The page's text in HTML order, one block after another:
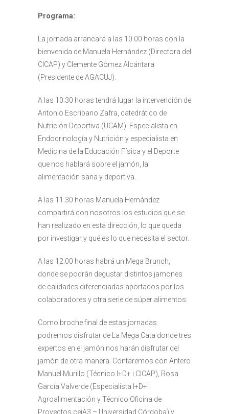
Programa:
La jornada arrancará a las 10.00 horas con la
bienvenida de Manuela Hernández (Directora del
CICAP) y Clemente Gómez Alcántara
(Presidente de AGACUJ).
A las 10.30 horas tendrá lugar la intervención de
Antonio Escribano Zafra, catedrático de
Nutrición Deportiva (UCAM). Especialista en
Endocrinología y Nutrición y especialista en
Medicina de la Educación Física y el Deporte
que nos hablará sobre el jamón, la
alimentación sana y deportiva.
A las 11.30 horas Manuela Hernández
compartirá con nosotros los estudios que se
han realizado en esta dirección, lo que queda
por investigar y qué es lo que necesita el sector.
A las 12.00 horas habrá un Mega Brunch,
donde se podrán degustar distintos jamones
de calidades diferenciadas aportados por los
colaboradores y otra serie de súper alimentos.
Como broche final de estas jornadas
podremos disfrutar de La Mega Cata donde tres
expertos en el jamón nos harán disfrutar del
jamón de otra manera. Contaremos con Antero
Manuel Murillo (Técnico I+D+ i CICAP), Rosa
García Valverde (Especialista I+D+i
Agroalimentación y Técnico Oficina de
Proyectos ceiA3 – Universidad Córdoba) y